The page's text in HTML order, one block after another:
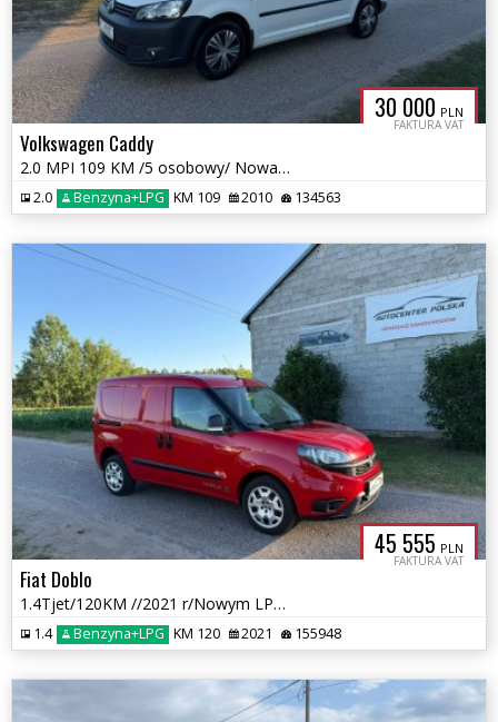
30 000 PLN
FAKTURA VAT
Volkswagen Caddy
2.0 MPI 109 KM /5 osobowy/ Nowa instalacja LPG/Zarejestrowany
2.0 Benzyna+LPG KM 109 2010 134563
45 555 PLN
FAKTURA VAT
Fiat Doblo
1.4Tjet/120KM //2021 r/Nowym LPG /przebieg 155 tys km
1.4 Benzyna+LPG KM 120 2021 155948